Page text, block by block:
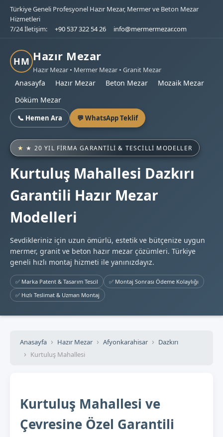
Türkiye Geneli Profesyonel Hazır Mezar, Mermer ve Beton Mezar
Hizmetleri
7/24 İletişim:
+90 537 322 54 26 info@mermermezar.com
HM Hazır Mezar
Hazır Mezar • Mermer Mezar • Granit Mezar
Anasayfa Hazır Mezar Beton Mezar
Mozaik Mezar
Döküm Mezar
📞 Hemen Ara 💬 WhatsApp Teklif
★ 20 YIL FIRMA GARANTILI & TESCILLI MODELLER
Kurtuluş Mahallesi Dazkırı
Garantili Hazır Mezar
Modelleri
Sevdikleriniz için uzun ömürlü, estetik ve bütçenize uygun
mermer, granit ve beton hazır mezar çözümleri. Türkiye
geneli hızlı montaj hizmeti ile yanınızdayız.
✅ Marka Patent & Tasarım Tescil
✅ Montaj Sonrası Ödeme Kolaylığı
✅ Hızlı Teslimat & Uzman Montaj
Anasayfa Hazır Mezar Afyonkarahisar
Dazkırı
Kurtuluş Mahallesi
Kurtuluş Mahallesi ve
Çevresine Özel Garantili